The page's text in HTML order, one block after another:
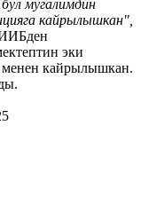
мугалимдин
кайрылышкан",
эки
менен кайрылышкан.